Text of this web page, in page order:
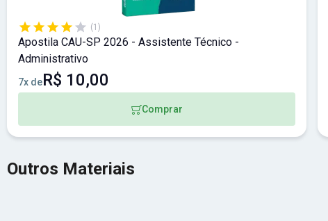
(1)
Apostila CAU-SP 2026 - Assistente Técnico -
Administrativo
7x deR$ 10,00
Comprar
Outros Materiais